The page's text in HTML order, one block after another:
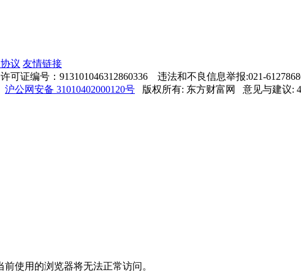
议 友情链接
证编号：913101046312860336 违法和不良信息举报:021-
沪公网安备 31010402000120号 版权所有: 东方财富网 意见与建议:
使用的浏览器将无法正常访问。